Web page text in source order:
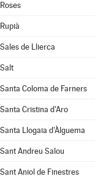
Roses
Rupià
Sales de Llierca
Salt
Santa Coloma de Farners
Santa Cristina d'Aro
Santa Llogaia d'Àlguema
Sant Andreu Salou
Sant Aniol de Finestres